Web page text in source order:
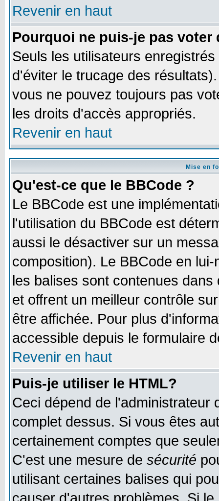
Revenir en haut
Pourquoi ne puis-je pas voter
Seuls les utilisateurs
d'éviter le trucage des
vous ne pouvez toujours pas
les droits d'accès appropriés.
Revenir en haut
Mise en
Qu'est-ce que le BBCode ?
Le BBCode est une
l'utilisation du BBCode est
aussi le désactiver sur un
composition). Le BBCode en
les balises sont contenues
et offrent un meilleur contrôle
être affichée. Pour plus
accessible depuis le formulaire
Revenir en haut
Puis-je utiliser le HTML?
Ceci dépend de l'administrateur
complet dessus. Si vous êtes
certainement comptes que
C'est une mesure de sécurité
utilisant certaines balises qui